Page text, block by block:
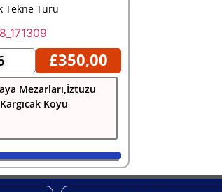
Tekne Turu
£350,00
Mezarları,İztuzu
Koyu